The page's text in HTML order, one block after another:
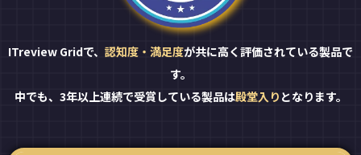
ITreview Gridで、 認知度・満足度が共に高く評価されている製品で
す。
中でも、3年以上連続で受賞している製品は殿堂入り となります。